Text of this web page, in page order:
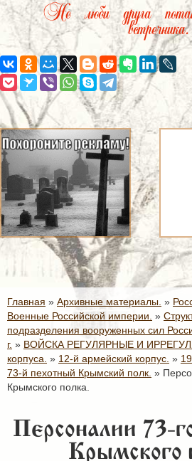
Не люби друга
встречника.
Главная » Архивные материалы. »
Военные Российской империи. »
подразделения вооруженных сил
г. » ВОЙСКА РЕГУЛЯРНЫЕ И
корпуса. » 12-й армейский корпус. »
73-й пехотный Крымский полк. »
Крымского полка.
Персоналии 73-
Крымского